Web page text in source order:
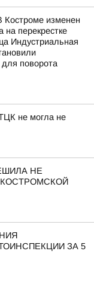
изменен
перекрестке
Индустриальная
поворота
не могла не
НЕ
ЗА 5